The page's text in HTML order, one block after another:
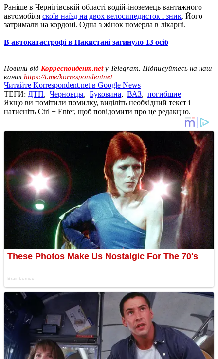
Раніше в Чернігівській області водій-іноземець вантажного
автомобіля скоїв наїзд на двох велосипедисток і зник. Його
затримали на кордоні. Одна з жінок померла в лікарні.
В автокатастрофі в Пакистані загинуло 13 осіб
Новини від Корреспондент.netу Telegram. Підписуйтесь на наш
канал https://t.me/korrespondentnet
Читайте Korrespondent.net в Google News
ТЕГИ: ДТП, Черновцы, Буковина, ВАЗ, погибшие
Якщо ви помітили помилку, виділіть необхідний текст і
натисніть Ctrl + Enter, щоб повідомити про це редакцію.